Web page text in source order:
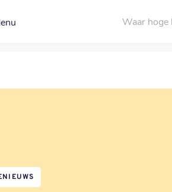
Waar hoge